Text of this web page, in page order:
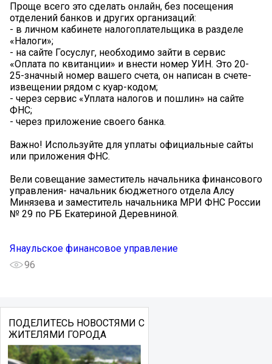
Проще всего это сделать онлайн, без посещения
отделений банков и других организаций:
- в личном кабинете налогоплательщика в разделе
«Налоги»;
- на сайте Госуслуг, необходимо зайти в сервис
«Оплата по квитанции» и внести номер УИН. Это 20-
25-значный номер вашего счета, он написан в счете-
извещении рядом с куар-кодом;
- через сервис «Уплата налогов и пошлин» на сайте
ФНС;
- через приложение своего банка.
Важно! Используйте для уплаты официальные сайты
или приложения ФНС.
Вели совещание заместитель начальника финансового
управления- начальник бюджетного отдела Алсу
Минязева и заместитель начальника МРИ ФНС России
№ 29 по РБ Екатериной Деревниной.
Янаульское финансовое управление
96
ПОДЕЛИТЕСЬ НОВОСТЯМИ С
ЖИТЕЛЯМИ ГОРОДА